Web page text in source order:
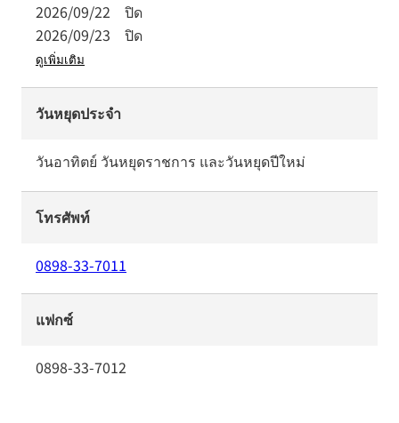
2026/09/22 ปิด
2026/09/23 ปิด
ดูเพิ่มเติม
วันหยุดประจำ
วันอาทิตย์ วันหยุดราชการ และวันหยุดปีใหม่
โทรศัพท์
0898-33-7011
แฟกซ์
0898-33-7012